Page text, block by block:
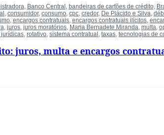
, Banco Central , bandeiras de cartões de crédito,
, consumidor, consumo, cpc, credor, De Plácido e Silva,
, encargos contratuais, encargos contratuais ilícitos,
, juros, juros moratórios, Maria Bernadete Miranda, multa,
, rotativo, sistema contratual , taxas, tecnologias de
juros, multa e encargos